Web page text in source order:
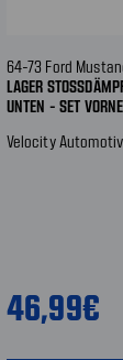
64-73 Ford
LAGER
NTEN - SET
Velocity
46,99€